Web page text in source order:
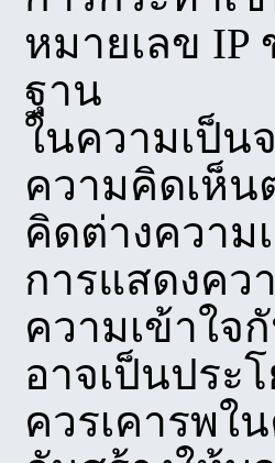
หมายเลข IP
ฐาน
ในความเป็น
ความคิดเห็
คิดต่างความ
การแสดงคว
ความเข้าใจ
อาจเป็นประ
ควรเคารพใ